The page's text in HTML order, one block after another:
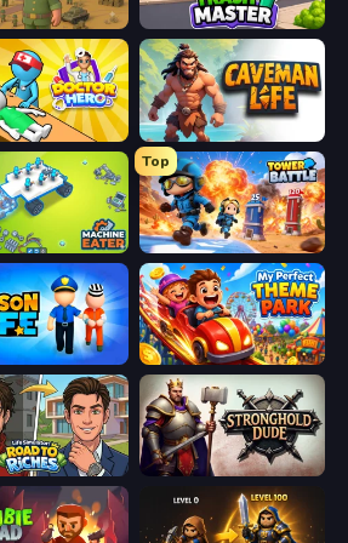
Of America Trash Master
Hero Caveman Life
Eater
Top
Tower Battle
Life My Perfect Theme Park
Life Simulator: Road to Riches Stronghold Dude